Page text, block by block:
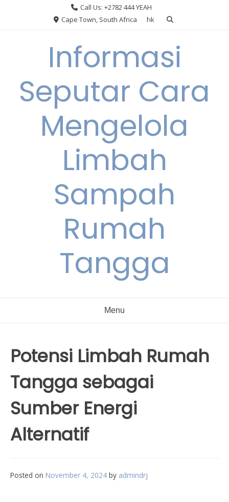
Call Us: +2782 444 YEAH
Cape Town, South Africa
hk
Informasi
Seputar Cara
Mengelola
Limbah
Sampah
Rumah
Tangga
Menu
Potensi Limbah Rumah
Tangga sebagai
Sumber Energi
Alternatif
Posted on November 4, 2024 by admindrj